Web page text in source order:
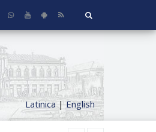
Latinica|English